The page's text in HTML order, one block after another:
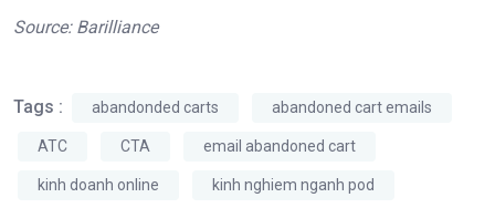
Source: Barilliance
Tags : abandonded carts abandoned cart emails
ATC CTA email abandoned cart
kinh doanh online kinh nghiem nganh pod